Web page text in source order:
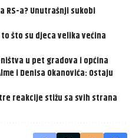
RS-a? Unutrašnji sukobi
što su djeca velika većina
u pet gradova i općina
i Denisa Okanovića: Ostaju
reakcije stižu sa svih strana